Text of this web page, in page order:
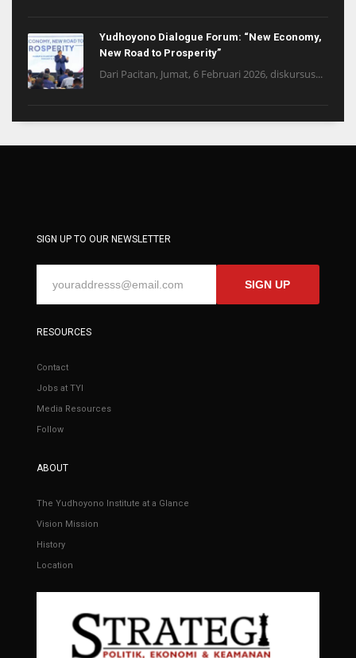
Yudhoyono Dialogue Forum: “New Economy,
New Road to Prosperity”
Dari Pacitan, Jumat, 6 Februari 2026, diskursus...
SIGN UP TO OUR NEWSLETTER
SIGN UP
RESOURCES
Contact
Jobs at TYI
Media Resources
Follow
ABOUT
The Yudhoyono Institute at a Glance
Vision Mission
History
Location